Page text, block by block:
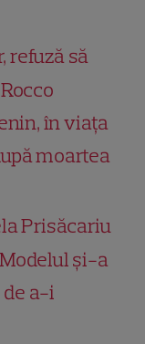
refuză să
în viața
moartea
Prisăcariu
și-a
a-i